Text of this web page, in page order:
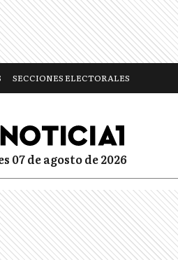
SECCIONES ELECTORALES
07 de agosto de 2026